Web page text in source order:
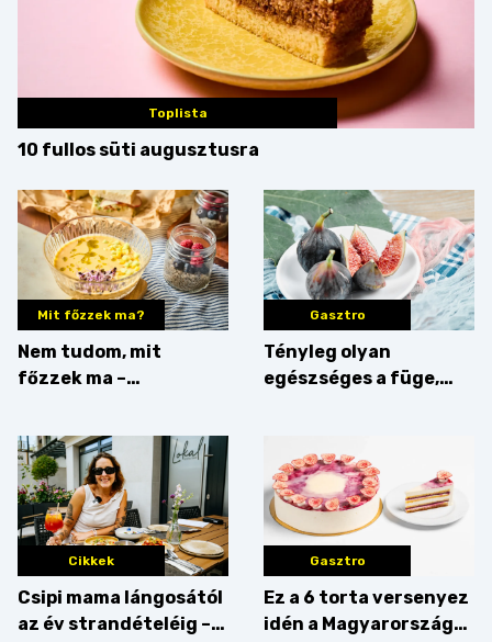
Toplista
10 fullos süti augusztusra
Mit főzzek ma?
Nem tudom, mit
főzzek ma –
Gasztro
Tényleg olyan
egészséges a füge,
Cikkek
Csipi mama lángosától
az év strandételéig –
Gasztro
Ez a 6 torta versenyez
idén a Magyarország